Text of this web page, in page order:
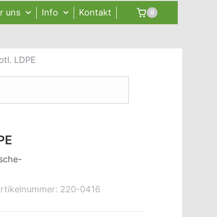
uns Info Kontakt 0
LDPE
220-0416